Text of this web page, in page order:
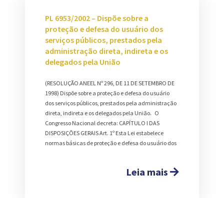
PL 6953/2002 – Dispõe sobre a
proteção e defesa do usuário dos
serviços públicos, prestados pela
administração direta, indireta e os
delegados pela União
(RESOLUÇÃO ANEEL Nº 296, DE 11 DE SETEMBRO DE
1998) Dispõe sobre a proteção e defesa do usuário
dos serviços públicos, prestados pela administração
direta, indireta e os delegados pela União. O
Congresso Nacional decreta: CAPÍTULO I DAS
DISPOSIÇÕES GERAIS Art. 1º Esta Lei estabelece
normas básicas de proteção e defesa do usuário dos
Leia mais